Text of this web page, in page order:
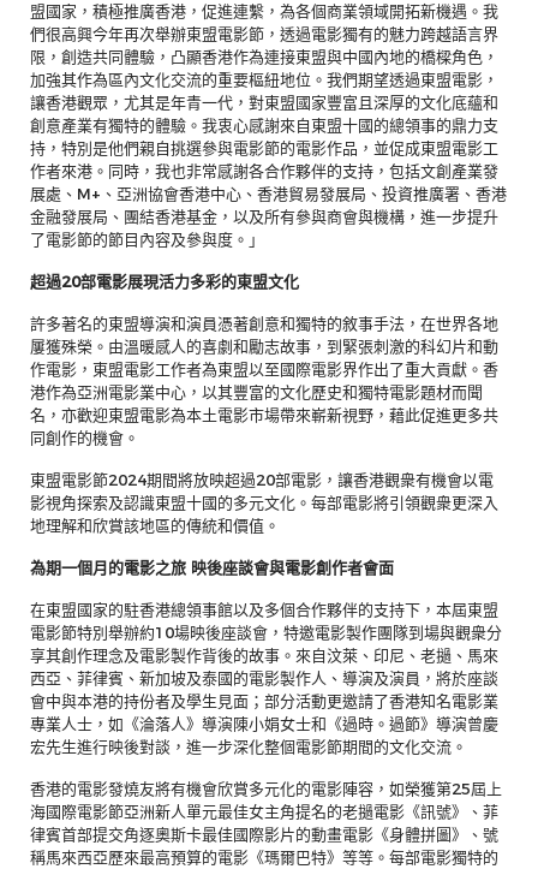
盟國家，積極推廣香港，促進連繫，為各個商業領域開拓新機遇。我
們很高興今年再次舉辦東盟電影節，透過電影獨有的魅力跨越語言界
限，創造共同體驗，凸顯香港作為連接東盟與中國內地的橋樑角色，
加強其作為區內文化交流的重要樞紐地位。我們期望透過東盟電影，
讓香港觀眾，尤其是年青一代，對東盟國家豐富且深厚的文化底蘊和
創意產業有獨特的體驗。我衷心感謝來自東盟十國的總領事的鼎力支
持，特別是他們親自挑選參與電影節的電影作品，並促成東盟電影工
作者來港。同時，我也非常感謝各合作夥伴的支持，包括文創產業發
展處、M+、亞洲協會香港中心、香港貿易發展局、投資推廣署、香港
金融發展局、團結香港基金，以及所有參與商會與機構，進一步提升
了電影節的節目內容及參與度。」
超過20部電影展現活力多彩的東盟文化
許多著名的東盟導演和演員憑著創意和獨特的敘事手法，在世界各地
屢獲殊榮。由溫暖感人的喜劇和勵志故事，到緊張刺激的科幻片和動
作電影，東盟電影工作者為東盟以至國際電影界作出了重大貢獻。香
港作為亞洲電影業中心，以其豐富的文化歷史和獨特電影題材而聞
名，亦歡迎東盟電影為本土電影市場帶來嶄新視野，藉此促進更多共
同創作的機會。
東盟電影節2024期間將放映超過20部電影，讓香港觀衆有機會以電
影視角探索及認識東盟十國的多元文化。每部電影將引領觀衆更深入
地理解和欣賞該地區的傳統和價值。
為期一個月的電影之旅 映後座談會與電影創作者會面
在東盟國家的駐香港總領事館以及多個合作夥伴的支持下，本屆東盟
電影節特別舉辦約10場映後座談會，特邀電影製作團隊到場與觀衆分
享其創作理念及電影製作背後的故事。來自汶萊、印尼、老撾、馬來
西亞、菲律賓、新加坡及泰國的電影製作人、導演及演員，將於座談
會中與本港的持份者及學生見面；部分活動更邀請了香港知名電影業
專業人士，如《淪落人》導演陳小娟女士和《過時。過節》導演曾慶
宏先生進行映後對談，進一步深化整個電影節期間的文化交流。
香港的電影發燒友將有機會欣賞多元化的電影陣容，如榮獲第25屆上
海國際電影節亞洲新人單元最佳女主角提名的老撾電影《訊號》、菲
律賓首部提交角逐奧斯卡最佳國際影片的動畫電影《身體拼圖》、號
稱馬來西亞歷來最高預算的電影《瑪爾巴特》等等。每部電影獨特的